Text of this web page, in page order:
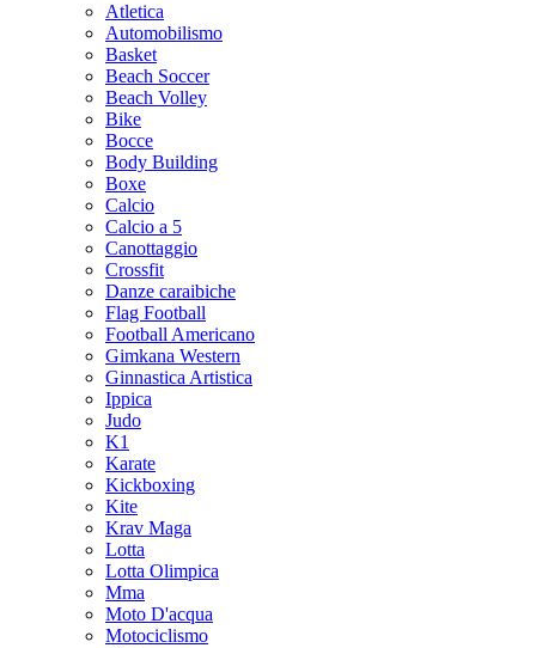
Atletica
Automobilismo
Basket
Beach Soccer
Beach Volley
Bike
Bocce
Body Building
Boxe
Calcio
Calcio a 5
Canottaggio
Crossfit
Danze caraibiche
Flag Football
Football Americano
Gimkana Western
Ginnastica Artistica
Ippica
Judo
K1
Karate
Kickboxing
Kite
Krav Maga
Lotta
Lotta Olimpica
Mma
Moto D'acqua
Motociclismo